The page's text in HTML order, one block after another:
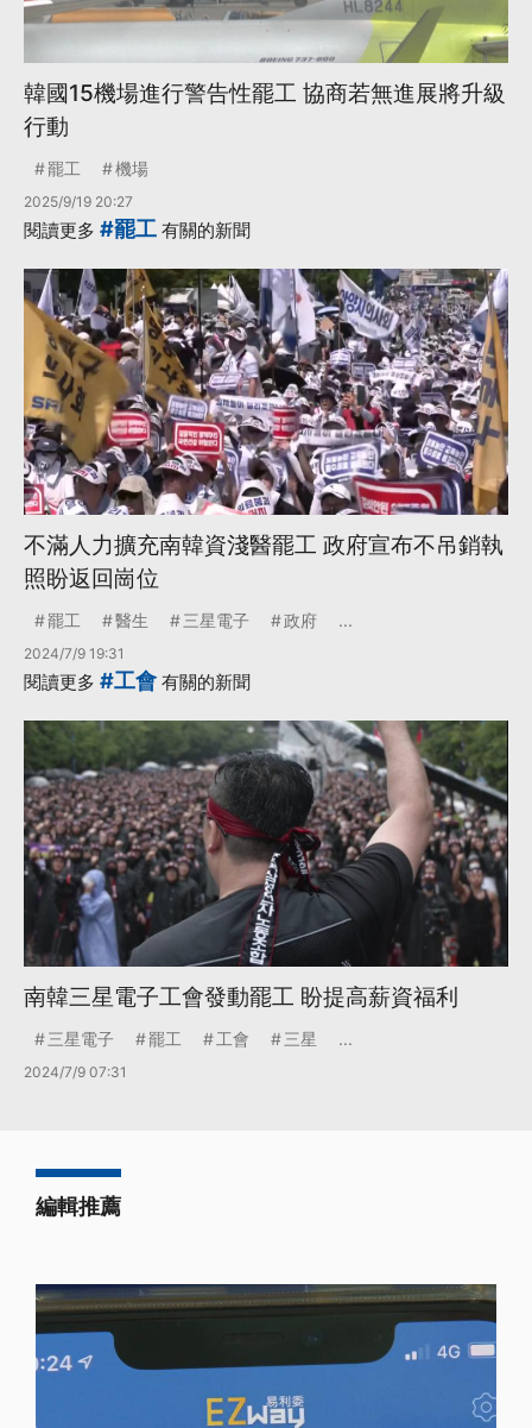
韓國15機場進行警告性罷工 協商若無進展將升級
行動
罷工 機場
2025/9/19 20:27
閱讀更多 #罷工 有關的新聞
不滿人力擴充南韓資淺醫罷工 政府宣布不吊銷執
照盼返回崗位
罷工 醫生 三星電子 政府 ...
2024/7/9 19:31
閱讀更多 #工會 有關的新聞
南韓三星電子工會發動罷工 盼提高薪資福利
三星電子 罷工 工會 三星 ...
2024/7/9 07:31
編輯推薦